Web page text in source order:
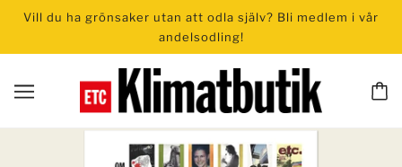
Vill du ha grönsaker utan att odla själv? Bli medlem i vår
andelsodling!